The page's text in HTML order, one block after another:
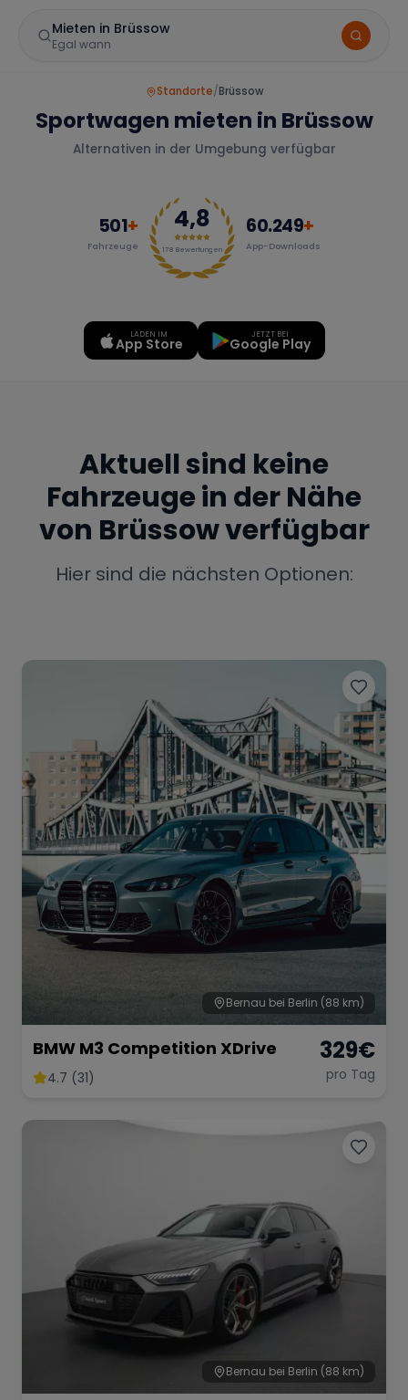
Mieten in Brüssow
Egal wann
Marke
Mercedes BMW Audi
McLaren Ford Jaguar
Aston Martin
Bugatti Lotus Maserati
Range Rover Corvette
Wann
Zeitraum wählen
Standorte/Brüssow
Sportwagen mieten in Brüssow
Alternativen in der Umgebung verfügbar
501+
Fahrzeuge
4,8
178 Bewertungen
60.249+
App-Downloads
LADEN IM
App Store
JETZT BEI
Google Play
Aktuell sind keine
Fahrzeuge in der Nähe
von Brüssowverfügbar
Hier sind die nächsten Optionen:
Bernau bei Berlin (88 km)
BMW M3 Competition XDrive
4.7 (31)
329€
pro Tag
Bernau bei Berlin (88 km)